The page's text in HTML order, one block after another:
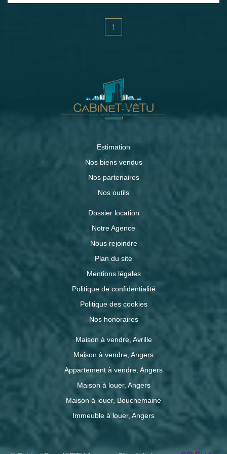
dépenses théoriques d'énergie annuelle : entre 1810€ et
rédaction bail : 1277.76 € Honoraires états des lieux :
1
Estimation
Nos biens vendus
Nos partenaires
Nos outils
Dossier location
Notre Agence
Nous rejoindre
Plan du site
Mentions légales
Politique de confidentialité
Politique des cookies
Nos honoraires
Maison à vendre, Avrille
Maison à vendre, Angers
Appartement à vendre, Angers
Maison à louer, Angers
Maison à louer, Bouchemaine
Immeuble à louer, Angers